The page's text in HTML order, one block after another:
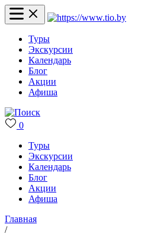
Туры
Экскурсии
Календарь
Блог
Акции
Афиша
0
Туры
Экскурсии
Календарь
Блог
Акции
Афиша
Главная
/